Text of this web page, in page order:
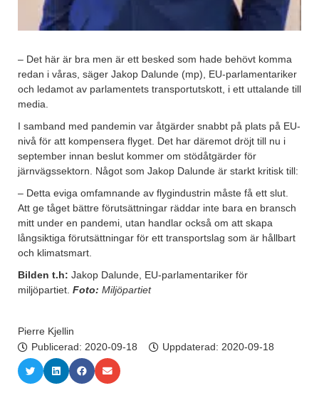
– Det här är bra men är ett besked som hade behövt komma
redan i våras, säger Jakop Dalunde (mp), EU-parlamentariker
och ledamot av parlamentets transportutskott, i ett uttalande till
media.
I samband med pandemin var åtgärder snabbt på plats på EU-
nivå för att kompensera flyget. Det har däremot dröjt till nu i
september innan beslut kommer om stödåtgärder för
järnvägssektorn. Något som Jakop Dalunde är starkt kritisk till:
– Detta eviga omfamnande av flygindustrin måste få ett slut.
Att ge tåget bättre förutsättningar räddar inte bara en bransch
mitt under en pandemi, utan handlar också om att skapa
långsiktiga förutsättningar för ett transportslag som är hållbart
och klimatsmart.
Bilden t.h: Jakop Dalunde, EU-parlamentariker för
miljöpartiet. Foto: Miljöpartiet
Pierre Kjellin
Publicerad: 2020-09-18 Uppdaterad: 2020-09-18